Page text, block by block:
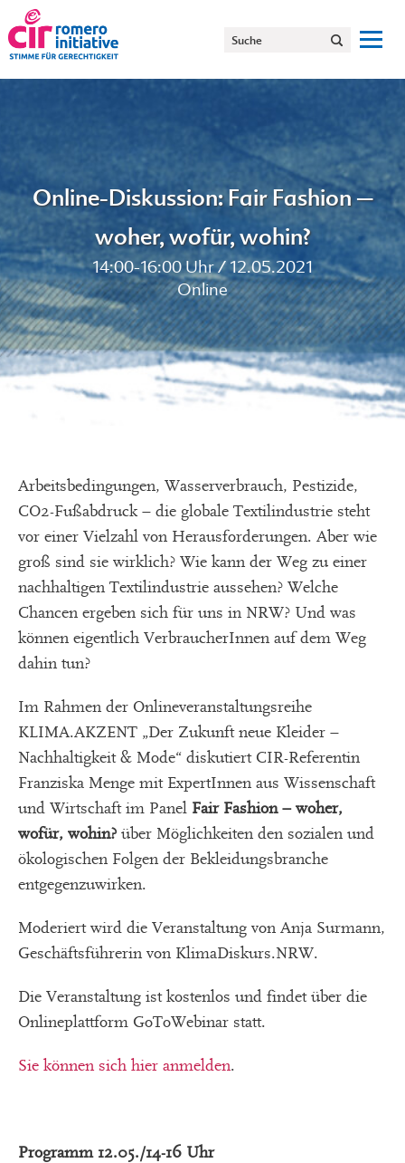
Online-Diskussion: Fair Fashion –
woher, wofür, wohin?
14:00-16:00 Uhr / 12.05.2021
Online
Arbeitsbedingungen, Wasserverbrauch, Pestizide,
CO2-Fußabdruck – die globale Textilindustrie steht
vor einer Vielzahl von Herausforderungen. Aber wie
groß sind sie wirklich? Wie kann der Weg zu einer
nachhaltigen Textilindustrie aussehen? Welche
Chancen ergeben sich für uns in NRW? Und was
können eigentlich VerbraucherInnen auf dem Weg
dahin tun?
Im Rahmen der Onlineveranstaltungsreihe
KLIMA.AKZENT „Der Zukunft neue Kleider –
Nachhaltigkeit & Mode“ diskutiert CIR-Referentin
Franziska Menge mit ExpertInnen aus Wissenschaft
und Wirtschaft im Panel Fair Fashion – woher,
wofür, wohin? über Möglichkeiten den sozialen und
ökologischen Folgen der Bekleidungsbranche
entgegenzuwirken.
Moderiert wird die Veranstaltung von Anja Surmann,
Geschäftsführerin von KlimaDiskurs.NRW.
Die Veranstaltung ist kostenlos und findet über die
Onlineplattform GoToWebinar statt.
Sie können sich hier anmelden.
Programm 12.05./14-16 Uhr